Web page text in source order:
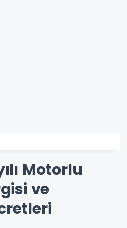
Motorlu
ve